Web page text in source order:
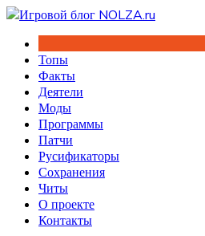
Перейти
содержимому
Топы
Факты
Деятели
Моды
Программы
Патчи
Русификаторы
Сохранения
Читы
О проекте
Контакты